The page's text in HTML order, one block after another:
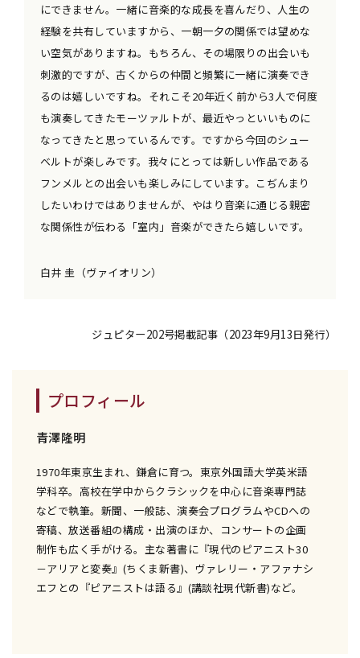
にできません。一緒に音楽的な成長を喜んだり、人生の
経験を共有していますから、一朝一夕の関係では望めな
い空気がありますね。もちろん、その場限りの出会いも
刺激的ですが、古くからの仲間と頻繁に一緒に演奏でき
るのは嬉しいですね。それこそ20年近く前から3人で何度
も演奏してきたモーツァルトが、最近やっといいものに
なってきたと思っているんです。ですから今回のシュー
ベルトが楽しみです。我々にとっては新しい作品である
フンメルとの出会いも楽しみにしています。こぢんまり
したいわけではありませんが、やはり音楽に通じる親密
な関係性が伝わる「室内」音楽ができたら嬉しいです。
白井 圭（ヴァイオリン）
ジュピター202号掲載記事（2023年9月13日発行）
プロフィール
青澤隆明
1970年東京生まれ、鎌倉に育つ。東京外国語大学英米語
学科卒。高校在学中からクラシックを中心に音楽専門誌
などで執筆。新聞、一般誌、演奏会プログラムやCDへの
寄稿、放送番組の構成・出演のほか、コンサートの企画
制作も広く手がける。主な著書に『現代のピアニスト30
－アリアと変奏』(ちくま新書)、ヴァレリー・アファナシ
エフとの『ピアニストは語る』(講談社現代新書)など。